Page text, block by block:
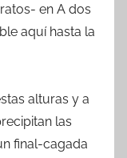
en A dos
aquí hasta la
alturas y a
las
final-cagada